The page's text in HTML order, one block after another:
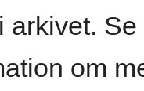
arkivet. Se
om